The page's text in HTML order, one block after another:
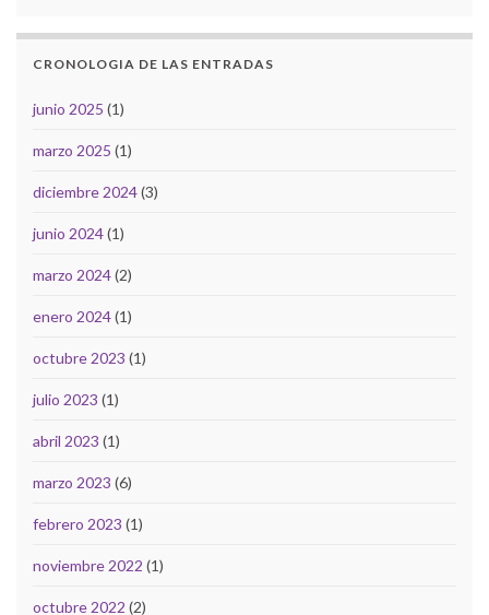
CRONOLOGIA DE LAS ENTRADAS
junio 2025 (1)
marzo 2025 (1)
diciembre 2024(3)
junio 2024(1)
marzo 2024(2)
enero 2024(1)
octubre 2023 (1)
julio 2023 (1)
abril 2023 (1)
marzo 2023 (6)
febrero 2023 (1)
noviembre 2022 (1)
octubre 2022 (2)